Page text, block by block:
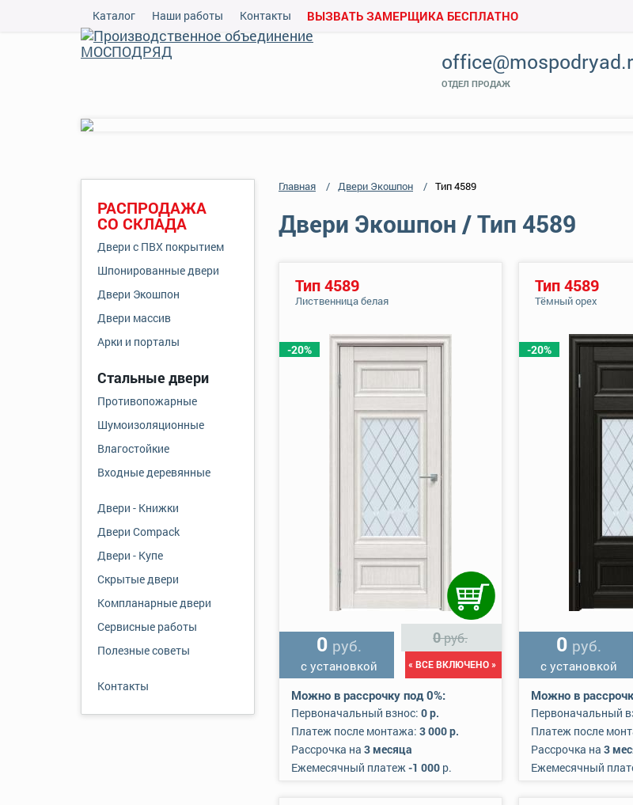
Каталог Наши работы Контакты ВЫЗВАТЬ ЗАМЕРЩИКА БЕСПЛАТНО
ОТДЕЛ ПРОДАЖ
РАСПРОДАЖА
СО СКЛАДА
Двери с ПВХ покрытием
Шпонированные двери
Двери Экошпон
Двери массив
Арки и порталы
Стальные двери
Противопожарные
Шумоизоляционные
Влагостойкие
Входные деревянные
Двери - Книжки
Двери Compack
Двери - Купе
Скрытые двери
Компланарные двери
Сервисные работы
Полезные советы
Контакты
Главная Двери Экошпон Тип 4589
Двери Экошпон / Тип 4589
-20%
Тип 4589
Лиственница белая
0 руб.
с установкой
0руб.
« ВСЕ ВКЛЮЧЕНО »
Можно в рассрочку под 0%:
Первоначальный взнос: 0 р.
Платеж после монтажа: 3 000 р.
Рассрочка на 3 месяца
Ежемесячный платеж-1 000 р.
-20%
Тип 4589
Тёмный орех
0 руб.
с установкой
Можно в
Первоначальный
Платеж после
Рассрочка на 3
Ежемесячный